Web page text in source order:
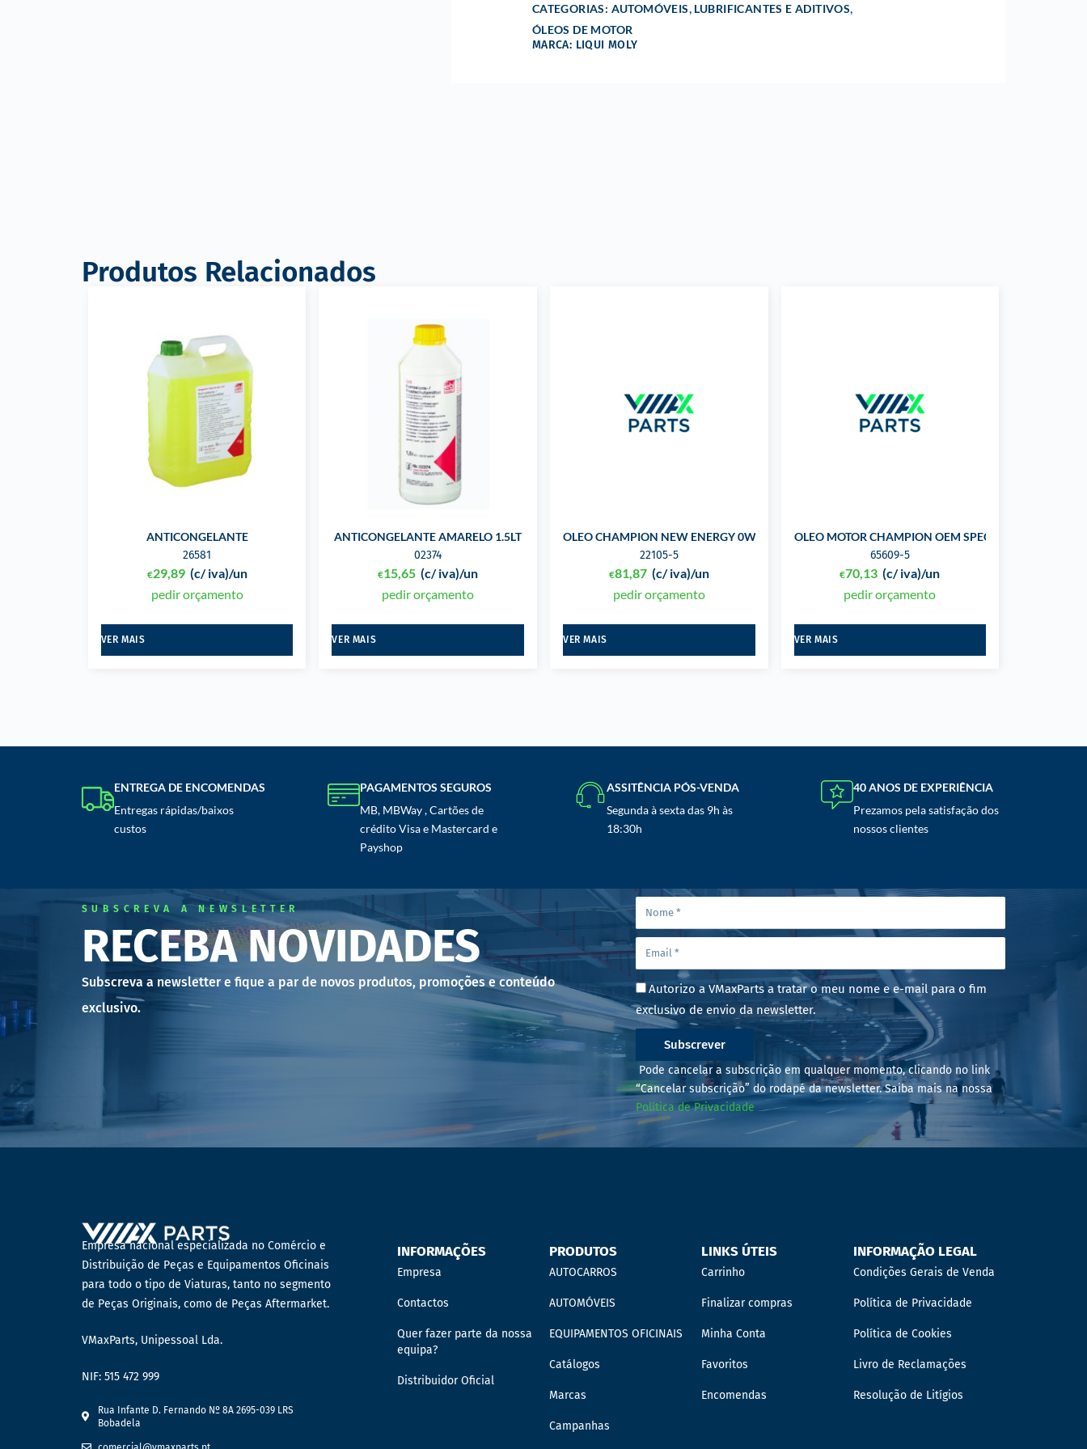
CATEGORIAS: AUTOMÓVEIS, LUBRIFICANTES E ADITIVOS,
ÓLEOS DE MOTOR
MARCA: LIQUI MOLY
Produtos Relacionados
ANTICONGELANTE
26581
€29,89 (c/ iva)/un
pedir orçamento
VER MAIS
ANTICONGELANTE AMARELO 1.5LT
02374
€15,65 (c/ iva)/un
pedir orçamento
VER MAIS
OLEO CHAMPION NEW ENERGY 0W30 V 5L
22105-5
€81,87 (c/ iva)/un
pedir orçamento
VER MAIS
OLEO MOTOR CHAMPION OEM SPECIFIC 5W30 MS-F
65609-5
€70,13 (c/ iva)/un
pedir orçamento
VER MAIS
ENTREGA DE ENCOMENDAS
Entregas rápidas/baixos
custos
PAGAMENTOS SEGUROS
MB, MBWay , Cartões de
crédito Visa e Mastercard e
Payshop
ASSITÊNCIA PÓS-VENDA
Segunda à sexta das 9h às
18:30h
40 ANOS DE EXPERIÊNCIA
Prezamos pela satisfação dos
nossos clientes
SUBSCREVA A NEWSLETTER
RECEBA NOVIDADES
Subscreva a newsletter e fique a par de novos produtos, promoções e conteúdo
exclusivo.
Autorizo a VMaxParts a tratar o meu nome e e-mail para o fim
exclusivo de envio da newsletter.
Subscrever
Pode cancelar a subscrição em qualquer momento, clicando no link
“Cancelar subscrição” do rodapé da newsletter. Saiba mais na nossa
Política de Privacidade
Empresa nacional especializada no Comércio e
Distribuição de Peças e Equipamentos Oficinais
para todo o tipo de Viaturas, tanto no segmento
de Peças Originais, como de Peças Aftermarket.
VMaxParts, Unipessoal Lda.
NIF: 515 472 999
Rua Infante D. Fernando Nº 8A 2695-039 LRS
Bobadela
INFORMAÇÕES
Empresa
Contactos
Quer fazer parte da nossa
equipa?
Distribuidor Oficial
PRODUTOS
AUTOCARROS
AUTOMÓVEIS
EQUIPAMENTOS OFICINAIS
Catálogos
Marcas
Campanhas
LINKS ÚTEIS
Carrinho
Finalizar compras
Minha Conta
Favoritos
Encomendas
INFORMAÇÃO LEGAL
Condições Gerais de Venda
Política de Privacidade
Política de Cookies
Livro de Reclamações
Resolução de Litígios